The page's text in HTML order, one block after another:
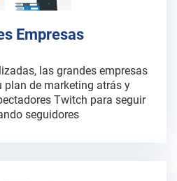
Empresas
las grandes empresas
plan de marketing atrás y
Twitch para seguir
seguidores